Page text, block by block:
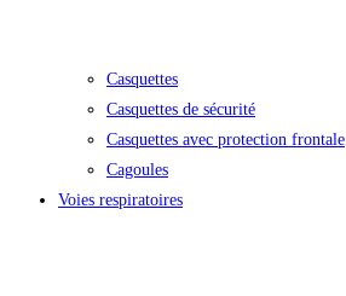
Casquettes
Casquettes de sécurité
Casquettes avec protection frontale
Cagoules
Voies respiratoires